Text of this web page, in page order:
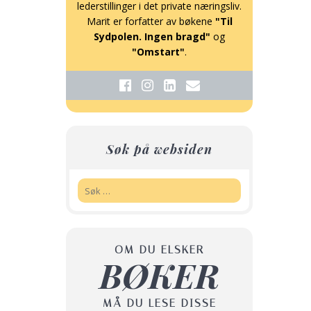
lederstillinger i det private næringsliv.
Marit er forfatter av bøkene "Til
Sydpolen. Ingen bragd" og
"Omstart".
Søk på websiden
OM DU ELSKER
BØKER
MÅ DU LESE DISSE